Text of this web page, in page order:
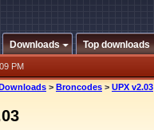
Downloads Top downloads
PM
> Broncodes > UPX v2.03